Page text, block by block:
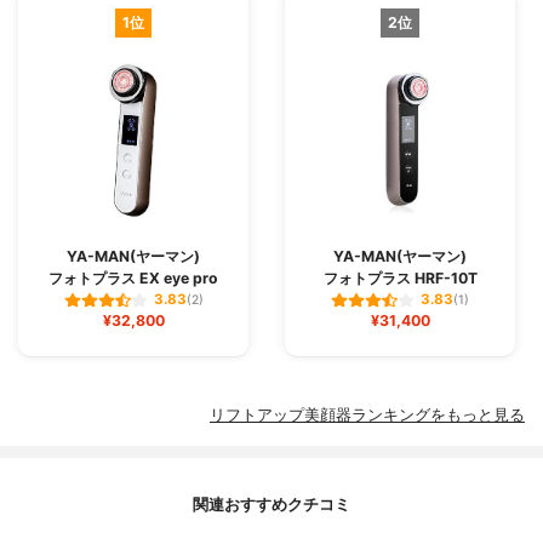
1位
YA-MAN(ヤーマン)
フォトプラス EX eye pro
3.83(2)
¥32,800
2位
YA-MAN(ヤーマン)
フォトプラス HRF-10T
3.83(1)
¥31,400
リフトアップ美顔器ランキングをもっと見る
関連おすすめクチコミ